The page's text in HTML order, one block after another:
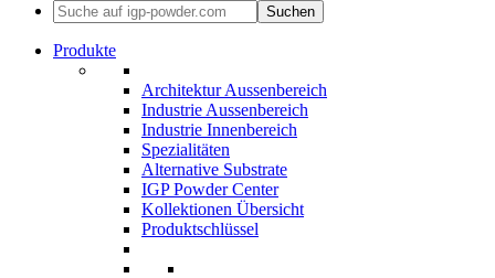
Suchen
Produkte
Architektur Aussenbereich
Industrie Aussenbereich
Industrie Innenbereich
Spezialitäten
Alternative Substrate
IGP Powder Center
Kollektionen Übersicht
Produktschlüssel